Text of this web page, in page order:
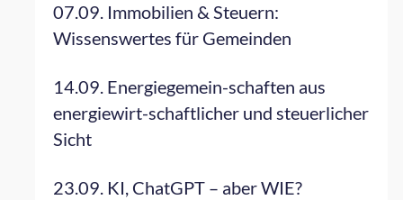
07.09. Immobilien & Steuern:
Wissenswertes für Gemeinden
14.09. Energiegemein-schaften aus
energiewirt-schaftlicher und steuerlicher
Sicht
23.09. KI, ChatGPT – aber WIE?